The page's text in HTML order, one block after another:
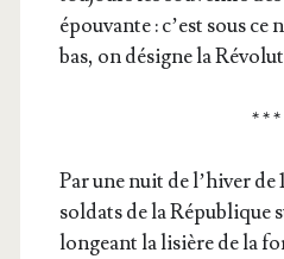
épou­vante : c’est sous
bas, on désigne la
* * *
Par une nuit de l’hiver de
sol­dats de la Répu­blique
lon­geant la lisière de la